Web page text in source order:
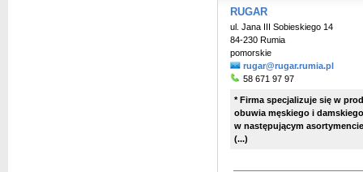
RUGAR
ul. Jana III Sobieskiego 14
84-230 Rumia
pomorskie
rugar@rugar.rumia.pl
58 671 97 97
* Firma specjalizuje się w
obuwia męskiego i
w następującym
(...)